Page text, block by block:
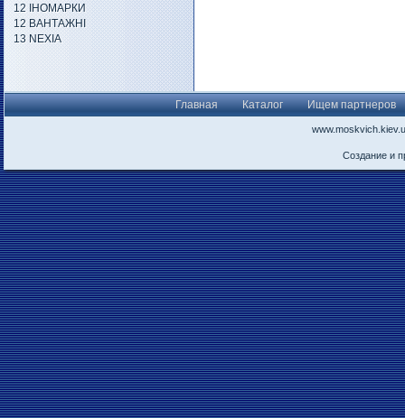
12 ІНОМАРКИ
12 ВАНТАЖНІ
13 NEXIA
Главная Каталог Ищем партнеров
Создание и